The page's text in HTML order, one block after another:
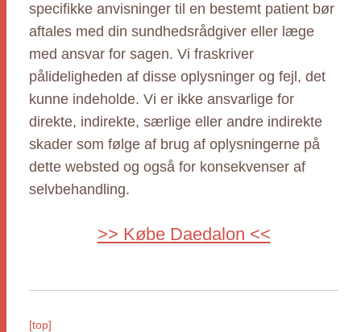
specifikke anvisninger til en bestemt patient bør
aftales med din sundhedsrådgiver eller læge
med ansvar for sagen. Vi fraskriver
pålideligheden af disse oplysninger og fejl, det
kunne indeholde. Vi er ikke ansvarlige for
direkte, indirekte, særlige eller andre indirekte
skader som følge af brug af oplysningerne på
dette websted og også for konsekvenser af
selvbehandling.
>> Købe Daedalon <<
[top]